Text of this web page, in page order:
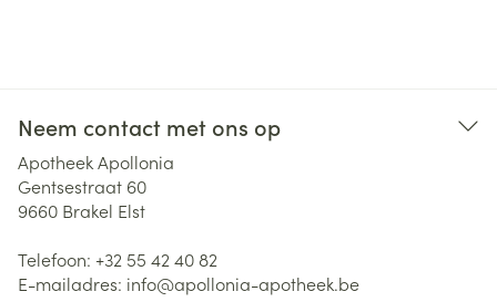
Neem contact met ons op
Apotheek Apollonia
Gentsestraat 60
9660 Brakel Elst
Telefoon: +32 55 42 40 82
E-mailadres: info@apollonia-apotheek.be